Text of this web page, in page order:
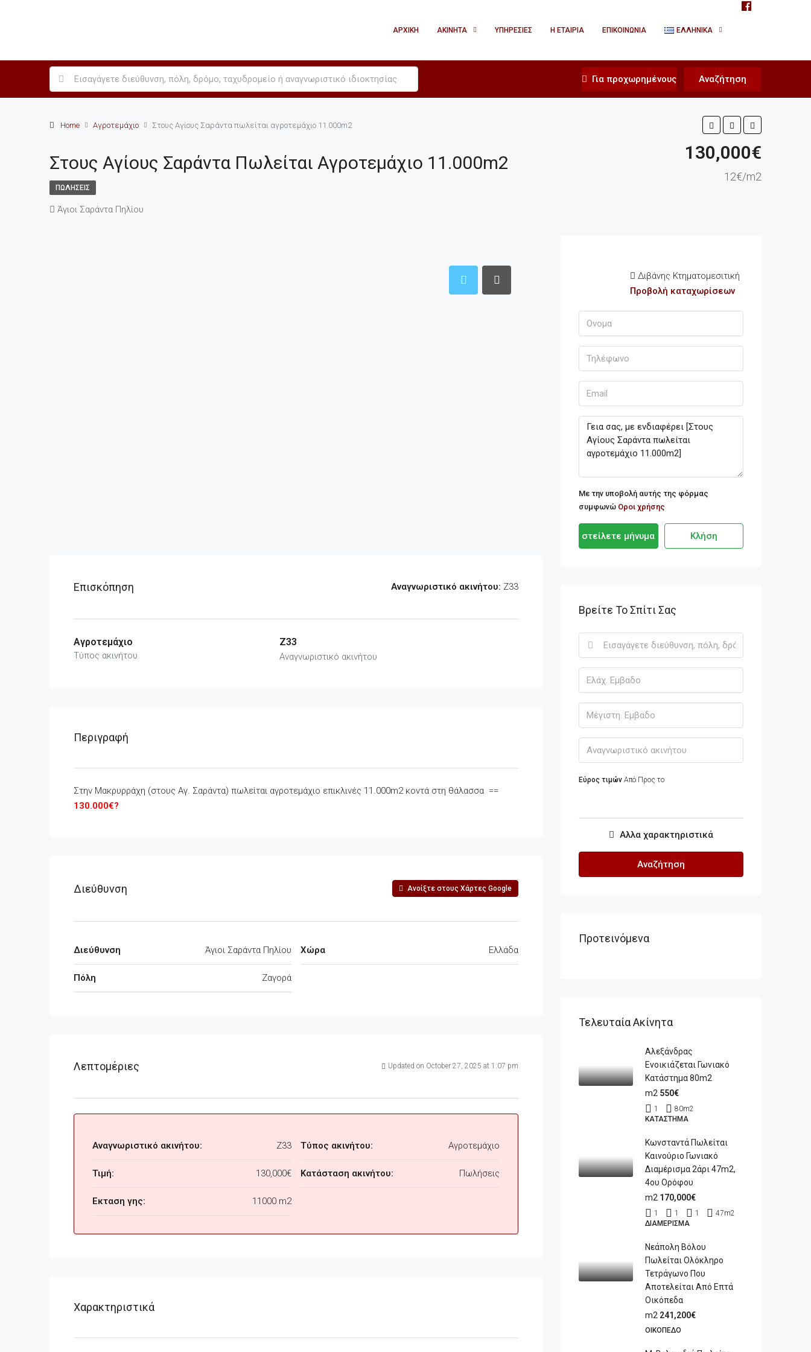
ΑΡΧΙΚΉ ΑΚΊΝΗΤΑ ΥΠΗΡΕΣΊΕΣ Η ΕΤΑΙΡΊΑ ΕΠΙΚΟΙΝΩΝΊΑ ΕΛΛΗΝΙΚΆ
Για προχωρημένους Αναζήτηση
Home Αγροτεμάχιο Στους Αγίους Σαράντα πωλείται αγροτεμάχιο 11.000m2
Στους Αγίους Σαράντα Πωλείται Αγροτεμάχιο 11.000m2 130,000€
12€/m2
ΠΩΛΉΣΕΙΣ
Άγιοι Σαράντα Πηλίου
Επισκόπηση Αναγνωριστικό ακινήτου: Z33
Αγροτεμάχιο
Τύπος ακινήτου
Z33
Αναγνωριστικό ακινήτου
Περιγραφή
Στην Μακρυρράχη (στους Αγ. Σαράντα) πωλείται αγροτεμάχιο επικλινές 11.000m2 κοντά στη θάλασσα ==
130.000€?
Διεύθυνση Ανοίξτε στους Χάρτες Google
Διεύθυνση Άγιοι Σαράντα Πηλίου
Πόλη Ζαγορά
Χώρα Ελλάδα
Λεπτομέριες Updated on October 27, 2025 at 1:07 pm
Αναγνωριστικό ακινήτου: Z33
Τιμή: 130,000€
Εκταση γης: 11000 m2
Τύπος ακινήτου: Αγροτεμάχιο
Κατάσταση ακινήτου: Πωλήσεις
Χαρακτηριστικά
Διβάνης Κτηματομεσιτική
Προβολή καταχωρίσεων
Με την υποβολή αυτής της φόρμας
συμφωνώ Οροι χρήσης
στείλετε μήνυμα Κλήση
Βρείτε Το Σπίτι Σας
Εύρος τιμών Από Προς το
Αλλα χαρακτηριστικά
Αναζήτηση
Προτεινόμενα
Τελευταία Ακίνητα
Αλεξάνδρας
Ενοικιάζεται Γωνιακό
Κατάστημα 80m2
m2 550€
1 80m2
ΚΑΤΆΣΤΗΜΑ
Κωνσταντά Πωλείται
Καινούριο Γωνιακό
Διαμέρισμα 2άρι 47m2,
4ου Ορόφου
m2 170,000€
1 1 1 47m2
ΔΙΑΜΈΡΙΣΜΑ
Νεάπολη Βόλου
Πωλείται Ολόκληρο
Τετράγωνο Που
Αποτελείται Από Επτά
Οικόπεδα
m2 241,200€
ΟΙΚΌΠΕΔΟ